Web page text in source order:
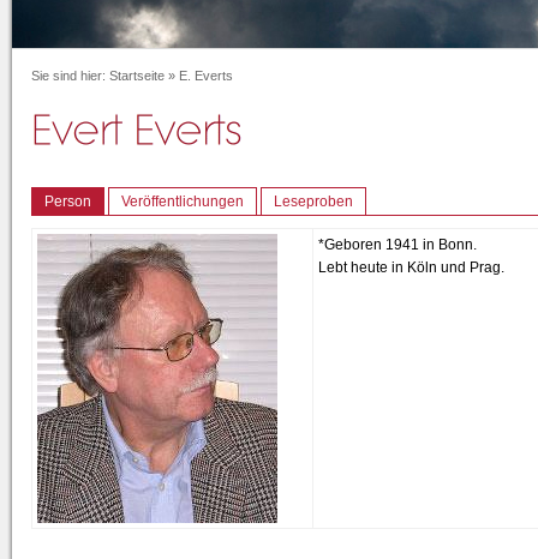
Sie sind hier: Startseite » E. Everts
Person Veröffentlichungen Leseproben
*Geboren 1941 in Bonn.
Lebt heute in Köln und Prag.